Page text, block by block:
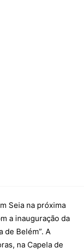
Seia na próxima
a inauguração da
de Belém”. A
na Capela de